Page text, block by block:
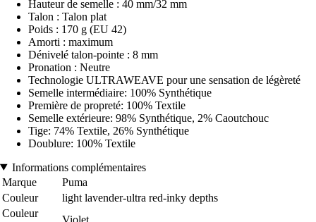
Hauteur de semelle : 40 mm/32 mm
Talon : Talon plat
Poids : 170 g (EU 42)
Amorti : maximum
Dénivelé talon-pointe : 8 mm
Pronation : Neutre
Technologie ULTRAWEAVE pour une sensation de légèreté
Semelle intermédiaire: 100% Synthétique
Première de propreté: 100% Textile
Semelle extérieure: 98% Synthétique, 2% Caoutchouc
Tige: 74% Textile, 26% Synthétique
Doublure: 100% Textile
Informations complémentaires
Marque
Puma
Couleur
light lavender-ultra red-inky depths
Couleur
Violet